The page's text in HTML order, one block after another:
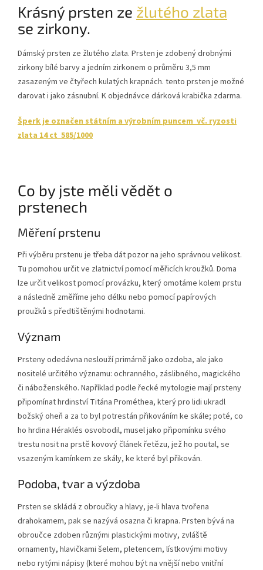
Krásný prsten ze žlutého zlata
se zirkony.
Dámský prsten ze žlutého zlata. Prsten je zdobený drobnými
zirkony bílé barvy a jedním zirkonem o průměru 3,5 mm
zasazeným ve čtyřech kulatých krapnách. tento prsten je možné
darovat i jako zásnubní. K objednávce dárková krabička zdarma.
Šperk je označen státním a výrobním puncem vč. ryzosti
zlata 14 ct 585/1000
Co by jste měli vědět o
prstenech
Měření prstenu
Při výběru prstenu je třeba dát pozor na jeho správnou velikost.
Tu pomohou určit ve zlatnictví pomocí měřicích kroužků. Doma
lze určit velikost pomocí provázku, který omotáme kolem prstu
a následně změříme jeho délku nebo pomocí papírových
proužků s předtištěnými hodnotami.
Význam
Prsteny odedávna neslouží primárně jako ozdoba, ale jako
nositelé určitého významu: ochranného, záslibného, magického
či náboženského. Například podle řecké mytologie mají prsteny
připomínat hrdinství Titána Prométhea, který pro lidi ukradl
božský oheň a za to byl potrestán přikováním ke skále; poté, co
ho hrdina Héraklés osvobodil, musel jako připomínku svého
trestu nosit na prstě kovový článek řetězu, jež ho poutal, se
vsazeným kamínkem ze skály, ke které byl přikován.
Podoba, tvar a výzdoba
Prsten se skládá z obroučky a hlavy, je-li hlava tvořena
drahokamem, pak se nazývá osazna či krapna. Prsten bývá na
obroučce zdoben různými plastickými motivy, zvláště
ornamenty, hlavičkami šelem, pletencem, lístkovými motivy
nebo rytými nápisy (které mohou být na vnější nebo vnitřní